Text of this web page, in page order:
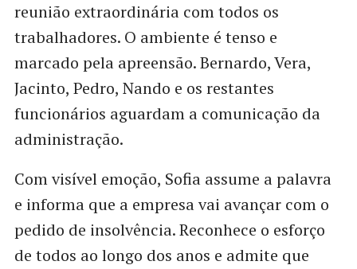
reunião extraordinária com todos os
trabalhadores. O ambiente é tenso e
marcado pela apreensão. Bernardo, Vera,
Jacinto, Pedro, Nando e os restantes
funcionários aguardam a comunicação da
administração.
Com visível emoção, Sofia assume a palavra
e informa que a empresa vai avançar com o
pedido de insolvência. Reconhece o esforço
de todos ao longo dos anos e admite que